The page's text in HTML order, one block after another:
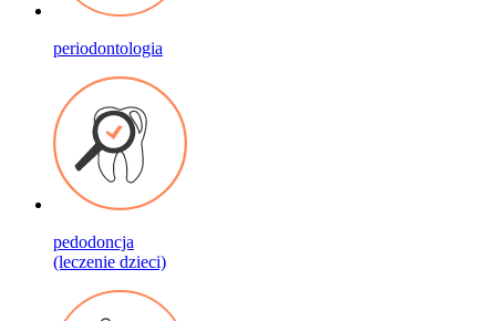
periodontologia
pedodoncja
(leczenie dzieci)